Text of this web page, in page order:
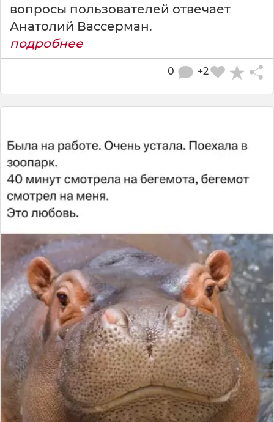
вопросы пользователей отвечает
Анатолий Вассерман.
подробнее
+2
0